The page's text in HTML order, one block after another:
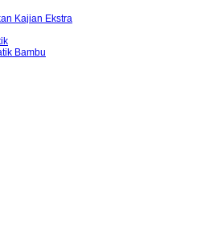
Kajian Ekstra
Bambu